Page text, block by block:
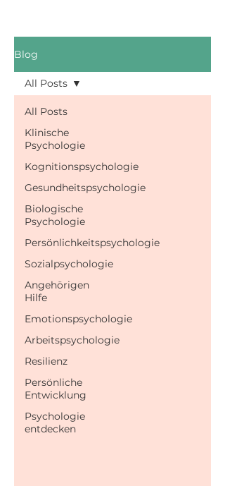
Blog
All Posts
Klinische
Psychologie
Kognitionspsychologie
Gesundheitspsychologie
Biologische
Psychologie
Persönlichkeitspsychologie
Sozialpsychologie
Angehörigen
Hilfe
Emotionspsychologie
Arbeitspsychologie
Resilienz
Persönliche
Entwicklung
Psychologie
entdecken
All Posts